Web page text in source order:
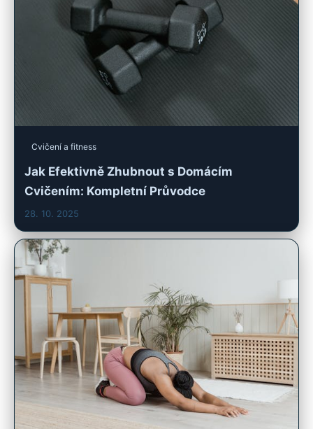
Cvičení a fitness
Jak Efektivně Zhubnout s Domácím
Cvičením: Kompletní Průvodce
28. 10. 2025